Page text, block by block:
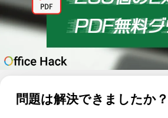
問題は解決できましたか？